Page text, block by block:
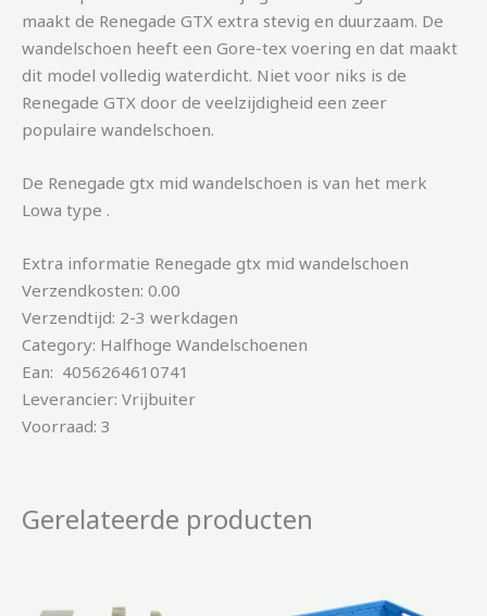
maakt de Renegade GTX extra stevig en duurzaam. De
wandelschoen heeft een Gore-tex voering en dat maakt
dit model volledig waterdicht. Niet voor niks is de
Renegade GTX door de veelzijdigheid een zeer
populaire wandelschoen.
De Renegade gtx mid wandelschoen is van het merk
Lowa type .
Extra informatie Renegade gtx mid wandelschoen
Verzendkosten: 0.00
Verzendtijd: 2-3 werkdagen
Category: Halfhoge Wandelschoenen
Ean: 4056264610741
Leverancier: Vrijbuiter
Voorraad: 3
Gerelateerde producten